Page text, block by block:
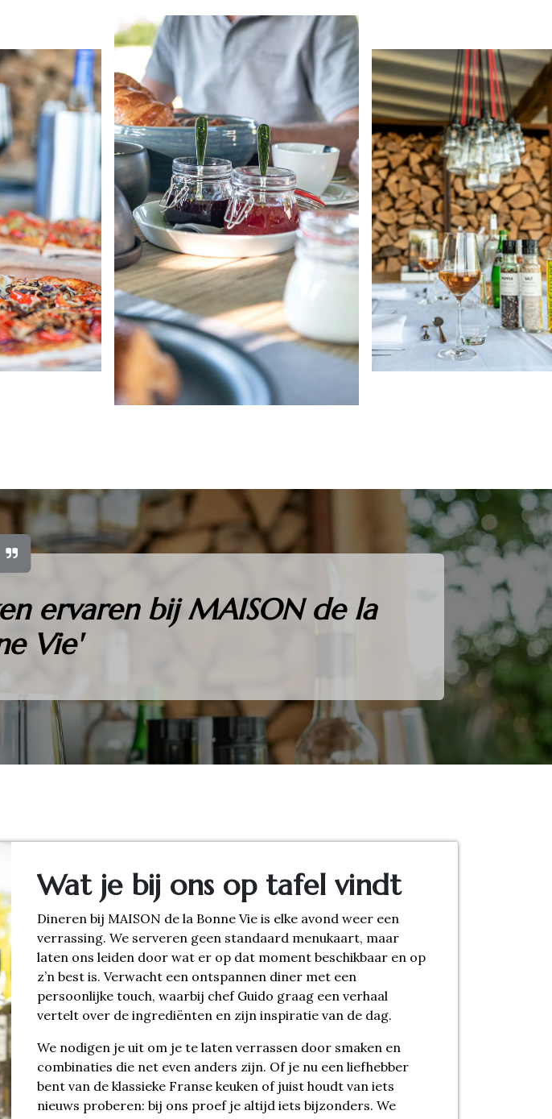
ervaren bij MAISON de la
Vie'
Wat je bij ons op tafel vindt
Dineren bij MAISON de la Bonne Vie is elke avond weer een
verrassing. We serveren geen standaard menukaart, maar
laten ons leiden door wat er op dat moment beschikbaar en op
z’n best is. Verwacht een ontspannen diner met een
persoonlijke touch, waarbij chef Guido graag een verhaal
vertelt over de ingrediënten en zijn inspiratie van de dag.
We nodigen je uit om je te laten verrassen door smaken en
combinaties die net even anders zijn. Of je nu een liefhebber
bent van de klassieke Franse keuken of juist houdt van iets
nieuws proberen: bij ons proef je altijd iets bijzonders. We